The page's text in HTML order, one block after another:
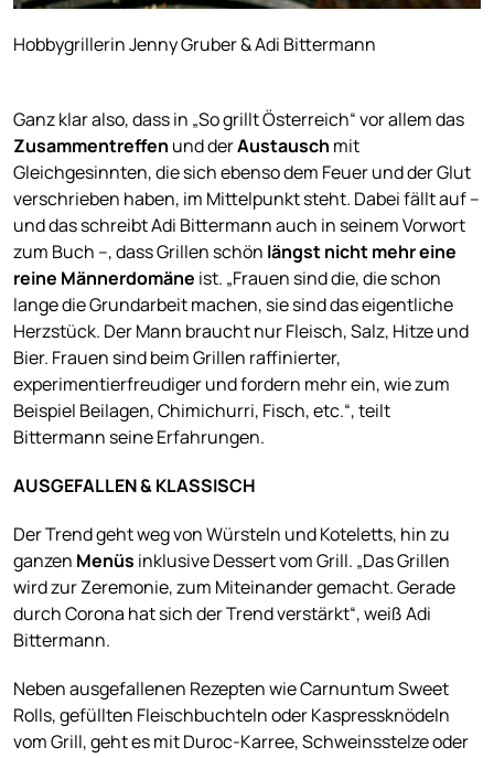
Hobbygrillerin Jenny Gruber & Adi Bittermann
Ganz klar also, dass in „So grillt Österreich“ vor allem das
Zusammentreffen und derAustausch mit
Gleichgesinnten, die sich ebenso dem Feuer und der Glut
verschrieben haben, im Mittelpunkt steht. Dabei fällt auf –
und das schreibt Adi Bittermann auch in seinem Vorwort
zum Buch –, dass Grillen schön längst nicht mehr eine
reine Männerdomäne ist. „Frauen sind die, die schon
lange die Grundarbeit machen, sie sind das eigentliche
Herzstück. Der Mann braucht nur Fleisch, Salz, Hitze und
Bier. Frauen sind beim Grillen raffinierter,
experimentierfreudiger und fordern mehr ein, wie zum
Beispiel Beilagen, Chimichurri, Fisch, etc.“, teilt
Bittermann seine Erfahrungen.
AUSGEFALLEN & KLASSISCH
Der Trend geht weg von Würsteln und Koteletts, hin zu
ganzen Menüs inklusive Dessert vom Grill. „Das Grillen
wird zur Zeremonie, zum Miteinander gemacht. Gerade
durch Corona hat sich der Trend verstärkt“, weiß Adi
Bittermann.
Neben ausgefallenen Rezepten wie Carnuntum Sweet
Rolls, gefüllten Fleischbuchteln oder Kaspressknödeln
vom Grill, geht es mit Duroc-Karree, Schweinsstelze oder